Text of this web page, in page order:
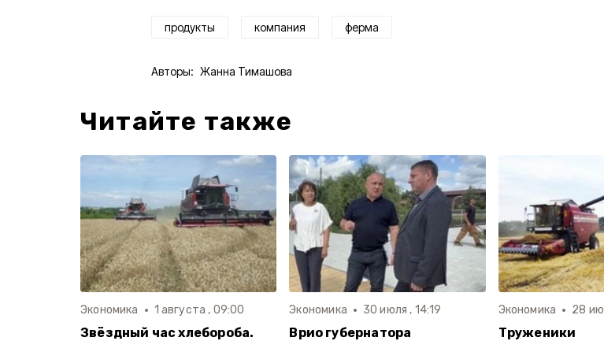
продукты компания ферма
Авторы: Жанна Тимашова
Читайте также
Экономика 1 августа , 09:00
Звёздный час хлебороба.
Экономика 30 июля , 14:19
Врио губернатора
Экономика 28
Труженики